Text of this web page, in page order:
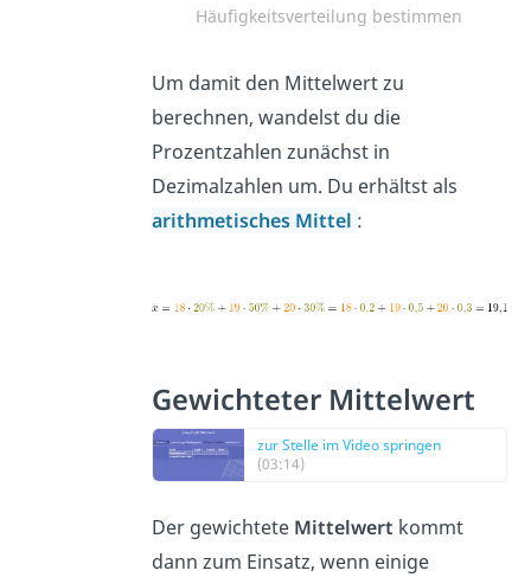
Häufigkeitsverteilung bestimmen
Um damit den Mittelwert zu
berechnen, wandelst du die
Prozentzahlen zunächst in
Dezimalzahlen um. Du erhältst als
arithmetisches Mittel :
Gewichteter Mittelwert
zur Stelle im Video springen
(03:14)
Der gewichtete Mittelwert kommt
dann zum Einsatz, wenn einige